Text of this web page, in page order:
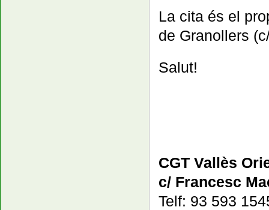
La cita és el
de Granollers
Salut!
CGT Vallès
c/ Francesc
Telf: 93 593